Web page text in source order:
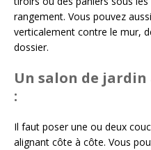
rangement. Vous pouvez
verticalement contre le mur,
dossier.
Un salon de jardin
:
Il faut poser une ou deux
alignant côte à côte. Vous